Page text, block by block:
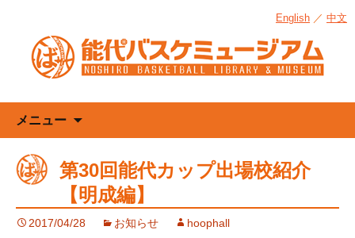
English ／ 中文
メニュー
ン
ツ
へ
ス
第30回能代カップ出場校紹介
【明成編】
2017/04/28 お知らせ hoophall